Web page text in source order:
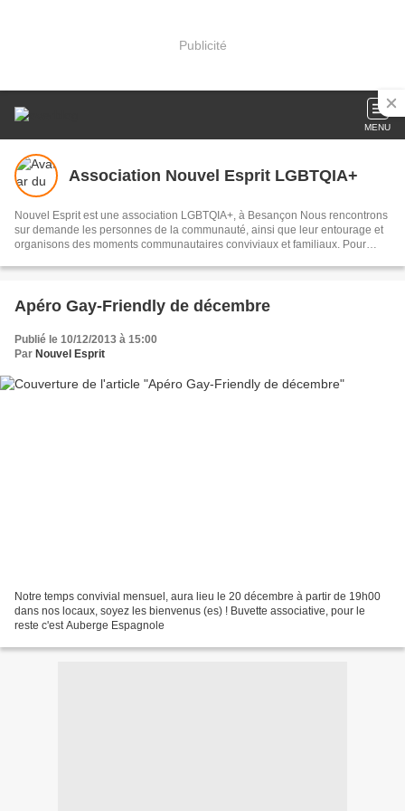
Publicité
MENU
Association Nouvel Esprit LGBTQIA+
Nouvel Esprit est une association LGBTQIA+, à Besançon Nous rencontrons
sur demande les personnes de la communauté, ainsi que leur entourage et
organisons des moments communautaires conviviaux et familiaux. Pour
stephbarbot25@gmail.com
Apéro Gay-Friendly de décembre
Publié le 10/12/2013 à 15:00
Par Nouvel Esprit
Notre temps convivial mensuel, aura lieu le 20 décembre à partir de 19h00
dans nos locaux, soyez les bienvenus (es) ! Buvette associative, pour le
reste c'est Auberge Espagnole